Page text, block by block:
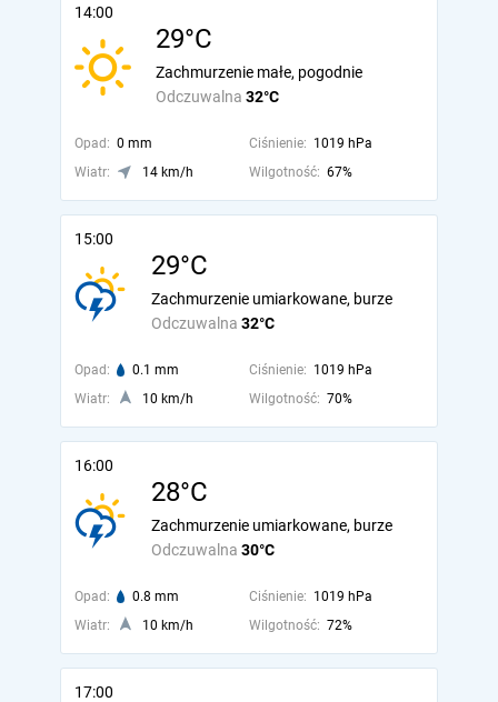
14:00
29°C
Odczuwalna 32°C
Zachmurzenie małe, pogodnie
Opad: 0 mm Ciśnienie: 1019 hPa
Wiatr:
14 km/h Wilgotność: 67%
15:00
29°C
Odczuwalna 32°C
Zachmurzenie umiarkowane, burze
Opad: 0.1 mm Ciśnienie: 1019 hPa
Wiatr:
10 km/h Wilgotność: 70%
16:00
28°C
Odczuwalna 30°C
Zachmurzenie umiarkowane, burze
Opad: 0.8 mm Ciśnienie: 1019 hPa
Wiatr:
10 km/h Wilgotność: 72%
17:00